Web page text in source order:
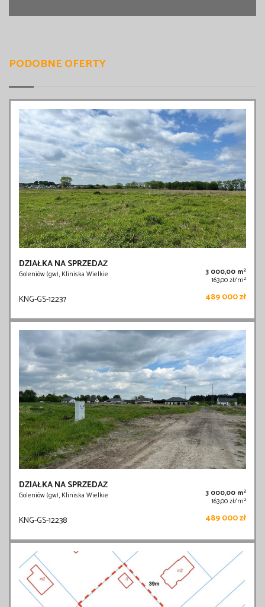
PODOBNE OFERTY
DZIAŁKA NA SPRZEDAŻ
Goleniów (gw), Kliniska Wielkie 3 000,00 m2
163,00 zł/m2
KNG-GS-12237 489 000 zł
DZIAŁKA NA SPRZEDAŻ
Goleniów (gw), Kliniska Wielkie 3 000,00 m2
163,00 zł/m2
KNG-GS-12238 489 000 zł